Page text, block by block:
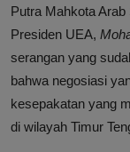
Putra Mahkota Arab
Presiden UEA,
serangan yang
bahwa negosiasi
kesepakatan yang
di wilayah Timur